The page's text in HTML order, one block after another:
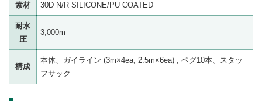
素材 30D N/R SILICONE/PU COATED
耐水
圧
3,000m
構成
本体、ガイライン (3m×4ea, 2.5m×6ea) , ペグ10本、スタッ
フサック